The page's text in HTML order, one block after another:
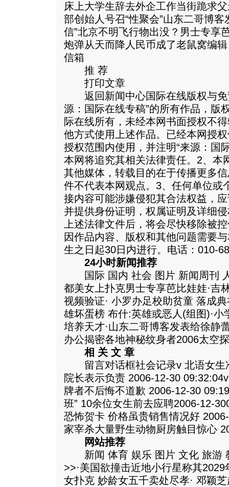
床上大学生辞去外企工作当街跪求
部创始人号召“性聚会”山东二哥博
信”北京不明飞行物出没？男士专享
炮弹从天而降人民币成了老鼠窝编
信箱
推 荐
打印文章
返回新闻中心国际在线版权与免
源：国际在线专稿”的所有作品，版
际在线所有，未经本网书面授权不
他方式使用上述作品。已经本网授
授权范围内使用，并注明“来源：国
本网将追究其相关法律责任。2、本
其他媒体，转载目的在于传播更多
件不代表本网观点。3、任何单位或
接内容可能涉嫌侵犯其合法权益，
并提供身份证明，权属证明及详细
上述法律文件后，将会尽快移除被
因作品内容、版权和其他问题需要
生之日起30日内进行。电话：010-
24小时新闻推荐
国际 国内 社会 图片 新闻周刊
都美女上扑克男士专享芭比娃娃·吉
视频验证· 小罗办足校助贫童 落成
雄坏蛋榜 布什:英雄或恶人(组图)·
培养天才·山东二哥博客发表给徐静
办公揭密各地神秘纹身者2006太空
相 关 文 章
留言对话框社会记录v 北语女生
院长表示负责 2006-12-30
牌者不后悔不道歉 2006-12-30
班” 10余位女生前去应聘2006-12-
恐怖贺卡 价格虽贵销售情况好
家宰杀大量野生动物厨房触目惊心
网站推荐
新闻 体育 娱乐 图片 文化 旅游
>>·美国欲撞击近地小行星称其
女扑克 妙龄女五千卖处尽孝· 邓颖